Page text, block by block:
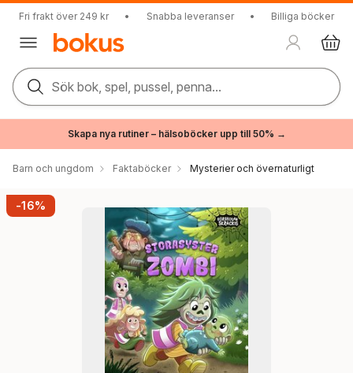
Fri frakt över 249 kr • Snabba leveranser • Billiga böcker
Sök bok, spel, pussel, penna...
Skapa nya rutiner – hälsoböcker upp till 50% →
Barn och ungdom Faktaböcker Mysterier och övernaturligt
-16%